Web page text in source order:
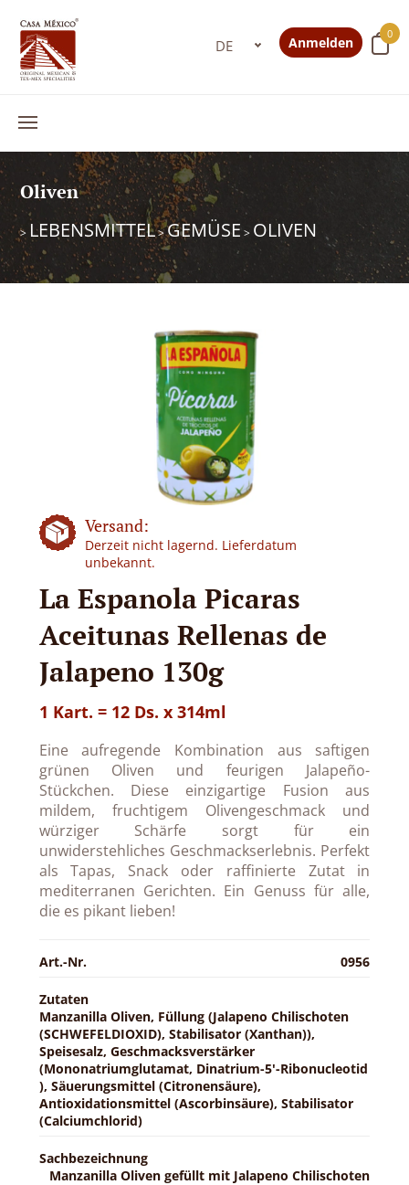
0
Anmelden
Oliven
> LEBENSMITTEL>GEMÜSE > OLIVEN
Versand:
Derzeit nicht lagernd. Lieferdatum
unbekannt.
La Espanola Picaras
Aceitunas Rellenas de
Jalapeno 130g
1 Kart. = 12 Ds. x 314ml
Eine aufregende Kombination aus saftigen
grünen Oliven und feurigen Jalapeño-
Stückchen. Diese einzigartige Fusion aus
mildem, fruchtigem Olivengeschmack und
würziger Schärfe sorgt für ein
unwiderstehliches Geschmackserlebnis. Perfekt
als Tapas, Snack oder raffinierte Zutat in
mediterranen Gerichten. Ein Genuss für alle,
die es pikant lieben!
Art.-Nr. 0956
Zutaten
Manzanilla Oliven, Füllung (Jalapeno Chilischoten
(SCHWEFELDIOXID), Stabilisator (Xanthan)),
Speisesalz, Geschmacksverstärker
(Mononatriumglutamat, Dinatrium-5'-Ribonucleotid
), Säuerungsmittel (Citronensäure),
Antioxidationsmittel (Ascorbinsäure), Stabilisator
(Calciumchlorid)
Sachbezeichnung
Manzanilla Oliven gefüllt mit Jalapeno Chilischoten